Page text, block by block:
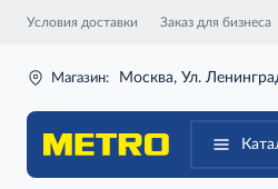
Условия доставки Заказ для бизнеса
Магазин: Москва, Ул.